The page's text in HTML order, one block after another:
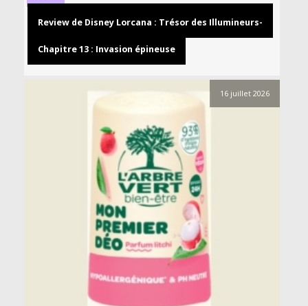
Review de Disney Lorcana : Trésor des Illumineurs-
Chapitre 13 : Invasion épineuse
16 juillet 2026